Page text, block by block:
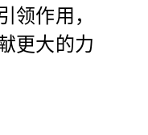
领作用，
更大的力